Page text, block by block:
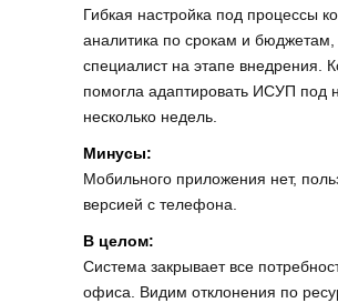
Гибкая настройка под процессы
аналитика по срокам и
специалист на этапе внедрения.
помогла адаптировать ИСУП под
несколько недель.
Минусы:
Мобильного приложения нет,
версией с телефона.
В целом:
Система закрывает все
офиса. Видим отклонения по